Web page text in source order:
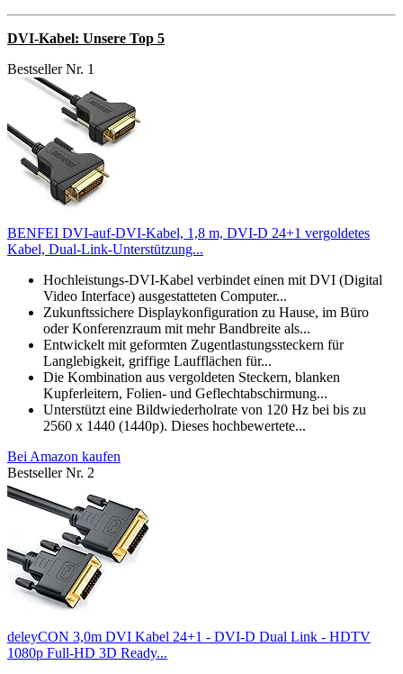
DVI-Kabel: Unsere Top 5
Bestseller Nr. 1
BENFEI DVI-auf-DVI-Kabel, 1,8 m, DVI-D 24+1 vergoldetes
Kabel, Dual-Link-Unterstützung...
Hochleistungs-DVI-Kabel verbindet einen mit DVI (Digital
Video Interface) ausgestatteten Computer...
Zukunftssichere Displaykonfiguration zu Hause, im Büro
oder Konferenzraum mit mehr Bandbreite als...
Entwickelt mit geformten Zugentlastungssteckern für
Langlebigkeit, griffige Laufflächen für...
Die Kombination aus vergoldeten Steckern, blanken
Kupferleitern, Folien- und Geflechtabschirmung...
Unterstützt eine Bildwiederholrate von 120 Hz bei bis zu
2560 x 1440 (1440p). Dieses hochbewertete...
Bei Amazon kaufen
Bestseller Nr. 2
deleyCON 3,0m DVI Kabel 24+1 - DVI-D Dual Link - HDTV
1080p Full-HD 3D Ready...